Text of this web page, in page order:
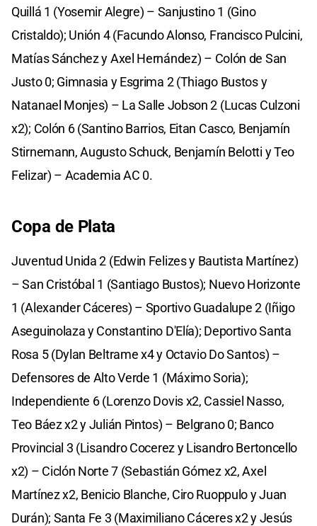
Quillá 1 (Yosemir Alegre) – Sanjustino 1 (Gino
Cristaldo); Unión 4 (Facundo Alonso, Francisco Pulcini,
Matías Sánchez y Axel Hernández) – Colón de San
Justo 0; Gimnasia y Esgrima 2 (Thiago Bustos y
Natanael Monjes) – La Salle Jobson 2 (Lucas Culzoni
x2); Colón 6 (Santino Barrios, Eitan Casco, Benjamín
Stirnemann, Augusto Schuck, Benjamín Belotti y Teo
Felizar) – Academia AC 0.
Copa de Plata
Juventud Unida 2 (Edwin Felizes y Bautista Martínez)
– San Cristóbal 1 (Santiago Bustos); Nuevo Horizonte
1 (Alexander Cáceres) – Sportivo Guadalupe 2 (Iñigo
Aseguinolaza y Constantino D'Elía); Deportivo Santa
Rosa 5 (Dylan Beltrame x4 y Octavio Do Santos) –
Defensores de Alto Verde 1 (Máximo Soria);
Independiente 6 (Lorenzo Dovis x2, Cassiel Nasso,
Teo Báez x2 y Julián Pintos) – Belgrano 0; Banco
Provincial 3 (Lisandro Cocerez y Lisandro Bertoncello
x2) – Ciclón Norte 7 (Sebastián Gómez x2, Axel
Martínez x2, Benicio Blanche, Ciro Ruoppulo y Juan
Durán); Santa Fe 3 (Maximiliano Cáceres x2 y Jesús